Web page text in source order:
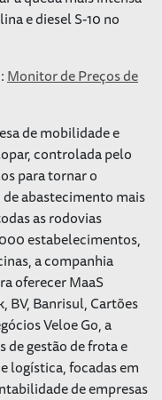
e diesel S-10 no
Monitor de Preços de
de mobilidade e
controlada pelo
para tornar o
abastecimento mais
as rodovias
estabelecimentos,
a companhia
oferecer MaaS
BV, Banrisul, Cartões
Veloe Go, a
de gestão de frota e
logística, focadas em
de empresas